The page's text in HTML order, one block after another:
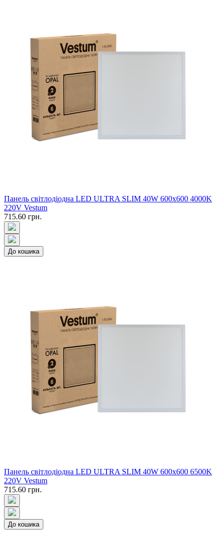
Панель свiтлодiодна LED ULTRA SLIM 40W 600x600 4000K
220V Vestum
715.60 грн.
До кошика
Панель свiтлодiодна LED ULTRA SLIM 40W 600x600 6500K
220V Vestum
715.60 грн.
До кошика